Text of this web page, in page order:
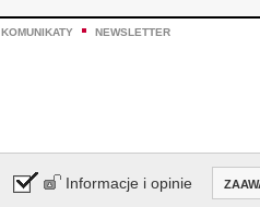
KOMUNIKATY NEWSLETTER
Informacje i opinie